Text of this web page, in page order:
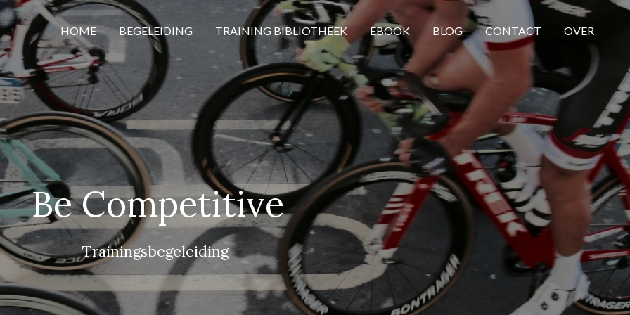
HOME BEGELEIDING TRAINING BIBLIOTHEEK EBOOK BLOG CONTACT OVER
Be Competitive
Trainingsbegeleiding